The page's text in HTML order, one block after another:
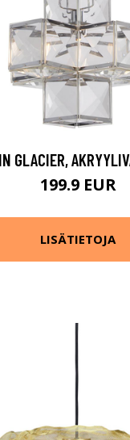
GLACIER,
199.9 EUR
LISÄTIETOJA